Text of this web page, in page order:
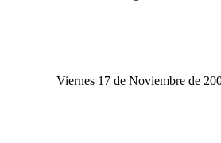
Viernes 17 de Noviembre de